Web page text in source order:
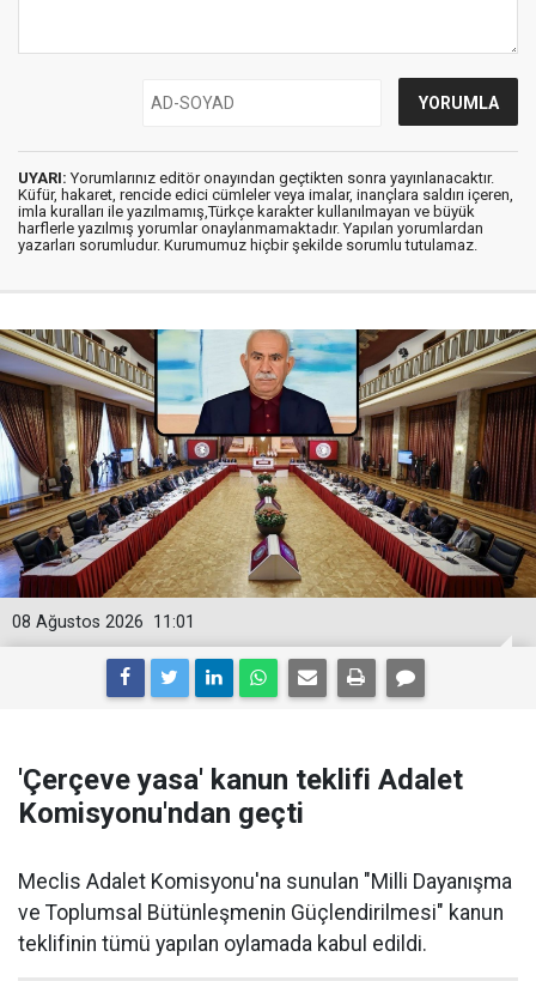
UYARI: Yorumlarınız editör onayından geçtikten sonra yayınlanacaktır.
Küfür, hakaret, rencide edici cümleler veya imalar, inançlara saldırı içeren,
imla kuralları ile yazılmamış,Türkçe karakter kullanılmayan ve büyük
harflerle yazılmış yorumlar onaylanmamaktadır. Yapılan yorumlardan
yazarları sorumludur. Kurumumuz hiçbir şekilde sorumlu tutulamaz.
11:01
08 Ağustos 2026
'Çerçeve yasa' kanun teklifi Adalet
Komisyonu'ndan geçti
Meclis Adalet Komisyonu'na sunulan "Milli Dayanışma
ve Toplumsal Bütünleşmenin Güçlendirilmesi" kanun
teklifinin tümü yapılan oylamada kabul edildi.